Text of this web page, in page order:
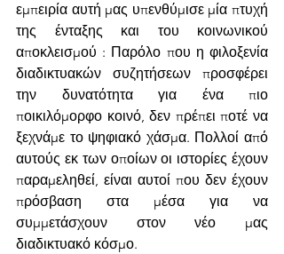
εμπειρία αυτή μας υπενθύμισε μία πτυχή
της ένταξης και του κοινωνικού
αποκλεισμού : Παρόλο που η φιλοξενία
διαδικτυακών συζητήσεων προσφέρει
την δυνατότητα για ένα πιο
ποικιλόμορφο κοινό, δεν πρέπει ποτέ να
ξεχνάμε το ψηφιακό χάσμα. Πολλοί από
αυτούς εκ των οποίων οι ιστορίες έχουν
παραμεληθεί, είναι αυτοί που δεν έχουν
πρόσβαση στα μέσα για να
συμμετάσχουν στον νέο μας
διαδικτυακό κόσμο.